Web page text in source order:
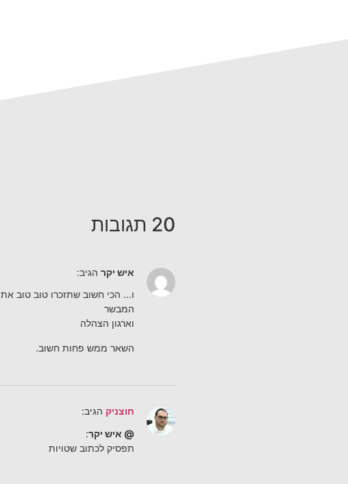
20 תגובות
איש יקר הגיב:
ו… הכי חשוב שתזכרו טוב טוב את
המבשר
וארגון הצהלה
השאר ממש פחות חשוב.
חוצניק הגיב:
@ איש יקר:
תפסיק לכתוב שטויות